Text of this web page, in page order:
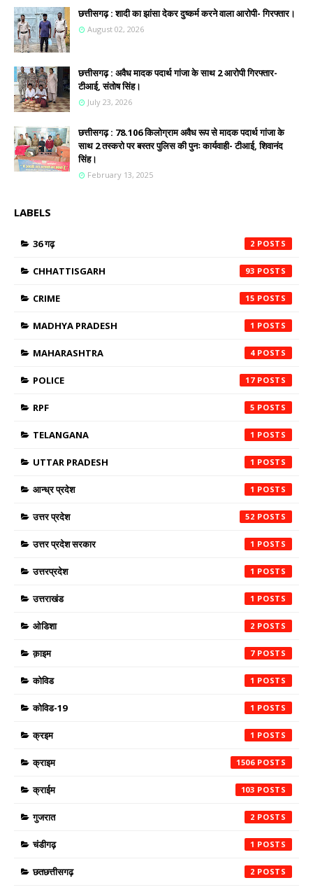
छत्तीसगढ़ : शादी का झांसा देकर दुष्कर्म करने वाला आरोपी- गिरफ्तार।
August 02, 2026
छत्तीसगढ़ : अवैध मादक पदार्थ गांजा के साथ 2 आरोपी गिरफ्तार-
टीआई, संतोष सिंह।
July 23, 2026
छत्तीसगढ़ : 78.106 किलोग्राम अवैध रूप से मादक पदार्थ गांजा के
साथ 2 तस्करो पर बस्तर पुलिस की पुनः कार्यवाही- टीआई, शिवानंद
सिंह।
February 13, 2025
LABELS
36 गढ़ 2
CHHATTISGARH 93
CRIME 15
MADHYA PRADESH 1
MAHARASHTRA 4
POLICE 17
RPF 5
TELANGANA 1
UTTAR PRADESH 1
आन्ध्र प्रदेश 1
उत्तर प्रदेश 52
उत्तर प्रदेश सरकार 1
उत्तरप्रदेश 1
उत्तराखंड 1
ओडिशा 2
क़ाइम 7
कोविड 1
कोविड-19 1
क्रइम 1
क्राइम 1506
क्राईम 103
गुजरात 2
चंडीगढ़ 1
छतछत्तीसगढ़ 2